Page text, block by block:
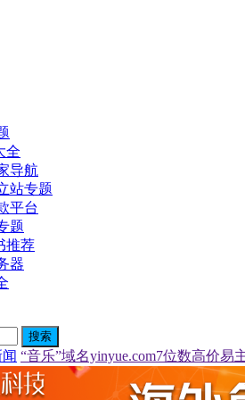
全
导航
站专题
平台
题
推荐
器
搜索
“音乐”域名yinyue.com7位数高价易